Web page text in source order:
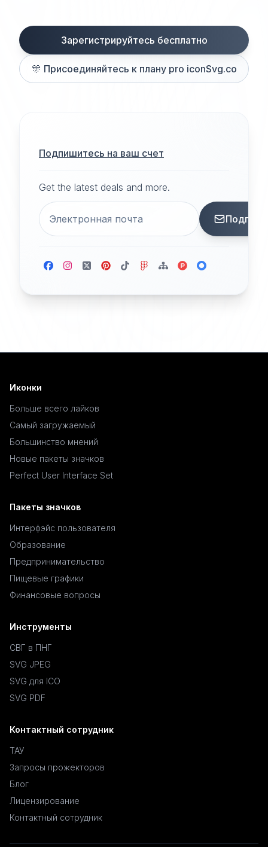
Зарегистрируйтесь бесплатно
🎊 Присоединяйтесь к плану pro iconSvg.co
Подпишитесь на ваш счет
Get the latest deals and more.
Иконки
Больше всего лайков
Самый загружаемый
Большинство мнений
Новые пакеты значков
Perfect User Interface Set
Пакеты значков
Интерфэйс пользователя
Образование
Предпринимательство
Пищевые графики
Финансовые вопросы
Инструменты
СВГ в ПНГ
SVG JPEG
SVG для ICO
SVG PDF
Контактный сотрудник
ТАУ
Запросы прожекторов
Блог
Лицензирование
Контактный сотрудник